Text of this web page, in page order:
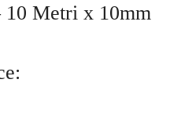
10 Metri x 10mm